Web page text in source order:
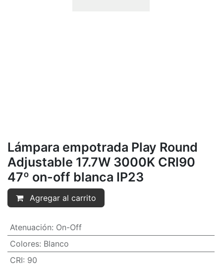
Lámpara empotrada Play Round
Adjustable 17.7W 3000K CRI90
47º on-off blanca IP23
Agregar al carrito
Atenuación: On-Off
Colores: Blanco
CRI: 90